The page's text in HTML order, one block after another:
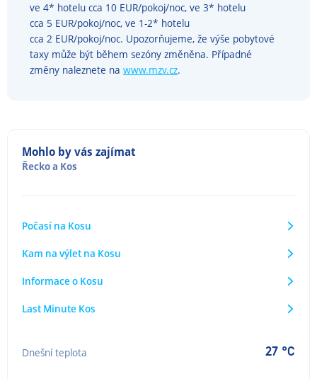
ve 4* hotelu cca 10 EUR/pokoj/noc, ve 3* hotelu
cca 5 EUR/pokoj/noc, ve 1-2* hotelu
cca 2 EUR/pokoj/noc. Upozorňujeme, že výše pobytové
taxy může být během sezóny změněna. Případné
změny naleznete na www.mzv.cz.
Mohlo by vás zajímat
Řeckoa Kos
Počasí na Kosu
Kam na výlet na Kosu
Informace o Kosu
Last Minute Kos
Dnešní teplota 27 °C